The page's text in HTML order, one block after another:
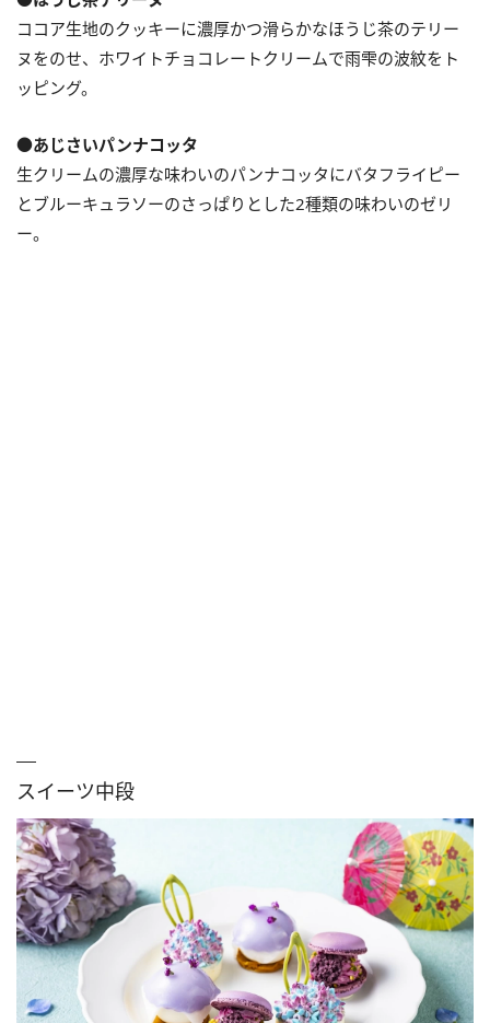
ココア生地のクッキーに濃厚かつ滑らかなほうじ茶のテリー
ヌをのせ、ホワイトチョコレートクリームで雨雫の波紋をト
ッピング。
●あじさいパンナコッタ
生クリームの濃厚な味わいのパンナコッタにバタフライピー
とブルーキュラソーのさっぱりとした2種類の味わいのゼリ
ー。
スイーツ中段